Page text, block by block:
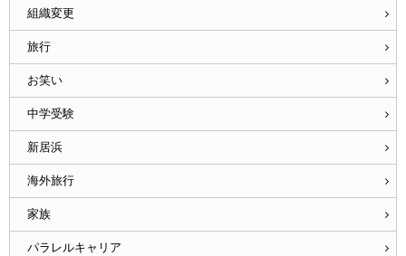
組織変更
旅行
お笑い
中学受験
新居浜
海外旅行
家族
パラレルキャリア